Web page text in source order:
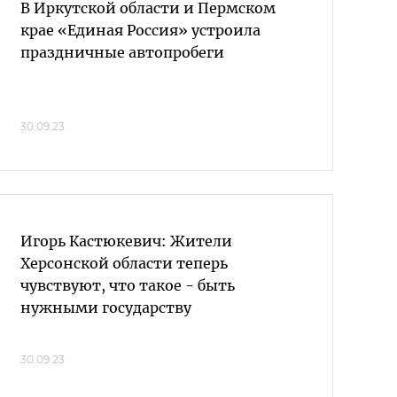
В Иркутской области и Пермском
крае «Единая Россия» устроила
праздничные автопробеги
30.09.23
Игорь Кастюкевич: Жители
Херсонской области теперь
чувствуют, что такое - быть
нужными государству
30.09.23